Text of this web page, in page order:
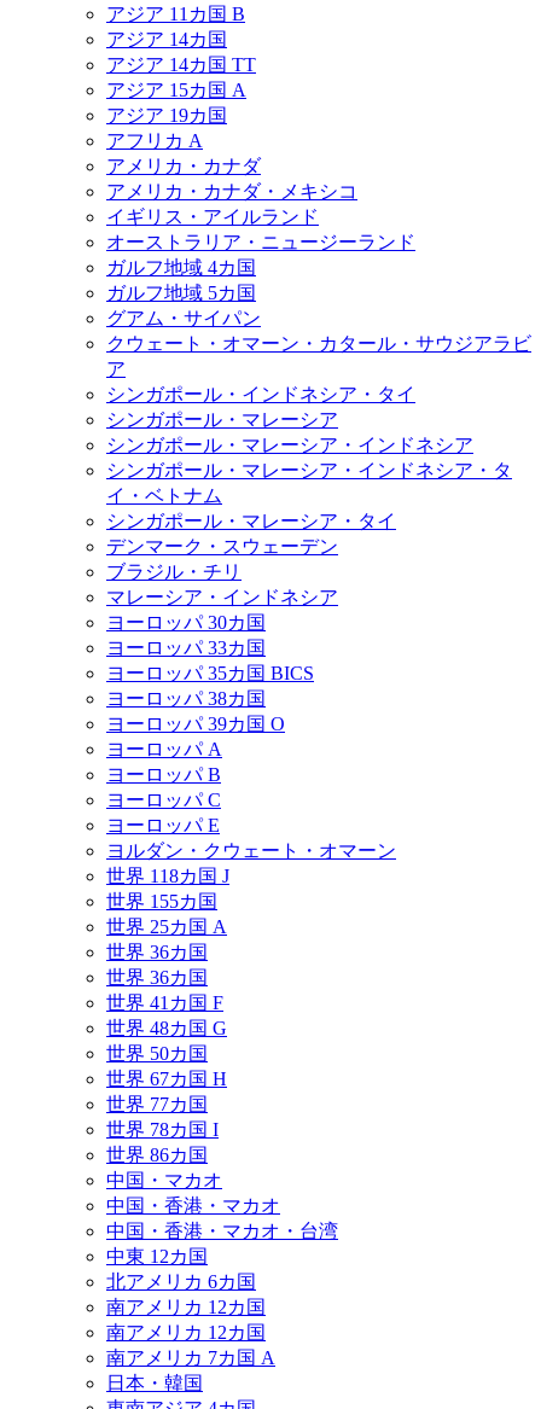
アジア 11カ国 B
アジア 14カ国
アジア 14カ国 TT
アジア 15カ国 A
アジア 19カ国
アフリカ A
アメリカ・カナダ
アメリカ・カナダ・メキシコ
イギリス・アイルランド
オーストラリア・ニュージーランド
ガルフ地域 4カ国
ガルフ地域 5カ国
グアム・サイパン
クウェート・オマーン・カタール・サウジアラビ
ア
シンガポール・インドネシア・タイ
シンガポール・マレーシア
シンガポール・マレーシア・インドネシア
シンガポール・マレーシア・インドネシア・タ
イ・ベトナム
シンガポール・マレーシア・タイ
デンマーク・スウェーデン
ブラジル・チリ
マレーシア・インドネシア
ヨーロッパ 30カ国
ヨーロッパ 33カ国
ヨーロッパ 35カ国 BICS
ヨーロッパ 38カ国
ヨーロッパ 39カ国 O
ヨーロッパ A
ヨーロッパ B
ヨーロッパ C
ヨーロッパ E
ヨルダン・クウェート・オマーン
世界 118カ国 J
世界 155カ国
世界 25カ国 A
世界 36カ国
世界 36カ国
世界 41カ国 F
世界 48カ国 G
世界 50カ国
世界 67カ国 H
世界 77カ国
世界 78カ国 I
世界 86カ国
中国・マカオ
中国・香港・マカオ
中国・香港・マカオ・台湾
中東 12カ国
北アメリカ 6カ国
南アメリカ 12カ国
南アメリカ 12カ国
南アメリカ 7カ国 A
日本・韓国